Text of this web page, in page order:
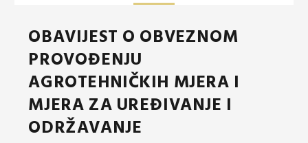
OBAVIJEST O OBVEZNOM
PROVOĐENJU
AGROTEHNIČKIH MJERA I
MJERA ZA UREĐIVANJE I
ODRŽAVANJE